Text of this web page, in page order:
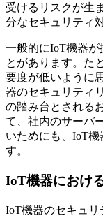
受けるリスクが生
分なセキュリティ
一般的にIoT機器が
とがあります。た
要度が低いように
器のセキュリティ
の踏み台とされる
て、社内のサーバ
いためにも、IoT
す。
IoT機器におけ
IoT機器のセキュ